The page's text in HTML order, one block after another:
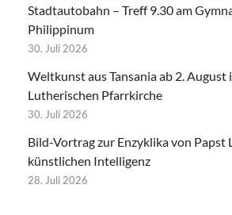
Stadtautobahn – Treff 9.30 am
Philippinum
30. Juli 2026
Weltkunst aus Tansania ab 2. August
Lutherischen Pfarrkirche
30. Juli 2026
Bild-Vortrag zur Enzyklika von Papst
künstlichen Intelligenz
28. Juli 2026